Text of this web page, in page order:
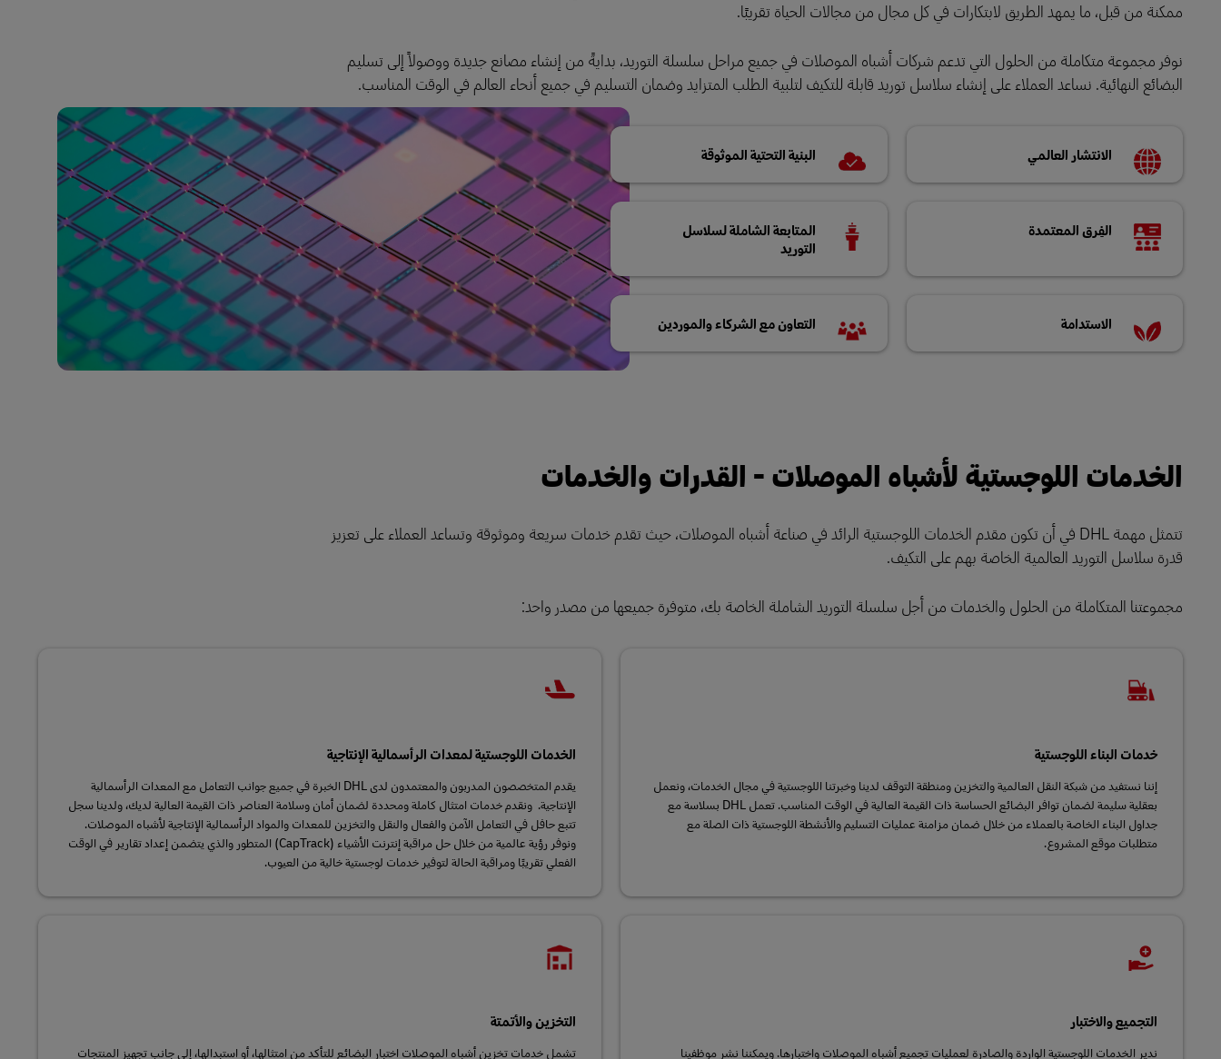
تعرَّف على البوابات
ممكنة من قبل، ما يمهد الطريق لابتكارات في كل مجال من مجالات الحياة تقريبًا.
نوفر مجموعة متكاملة من الحلول التي تدعم شركات أشباه الموصلات في جميع مراحل سلسلة التوريد، بدايةً من إنشاء مصانع جديدة ووصولاً إلى تسليم
البضائع النهائية. نساعد العملاء على إنشاء سلاسل توريد قابلة للتكيف لتلبية الطلب المتزايد وضمان التسليم في جميع أنحاء العالم في الوقت المناسب.
الانتشار العالمي البنية التحتية الموثوقة
الفِرق المعتمدة
المتابعة الشاملة لسلاسل
التوريد
الاستدامة التعاون مع الشركاء والموردين
الخدمات اللوجستية لأشباه الموصلات - القدرات والخدمات
تتمثل مهمة DHL في أن تكون مقدم الخدمات اللوجستية الرائد في صناعة أشباه الموصلات، حيث تقدم خدمات سريعة وموثوقة وتساعد العملاء على تعزيز
قدرة سلاسل التوريد العالمية الخاصة بهم على التكيف.
مجموعتنا المتكاملة من الحلول والخدمات من أجل سلسلة التوريد الشاملة الخاصة بك، متوفرة جميعها من مصدر واحد:
خدمات البناء اللوجستية
إننا نستفيد من شبكة النقل العالمية والتخزين ومنطقة التوقف لدينا وخبرتنا اللوجستية في مجال الخدمات، ونعمل
بعقلية سليمة لضمان توافر البضائع الحساسة ذات القيمة العالية في الوقت المناسب. تعمل DHL بسلاسة مع
جداول البناء الخاصة بالعملاء من خلال ضمان مزامنة عمليات التسليم والأنشطة اللوجستية ذات الصلة مع
متطلبات موقع المشروع.
الخدمات اللوجستية لمعدات الرأسمالية الإنتاجية
يقدم المتخصصون المدربون والمعتمدون لدى DHL الخبرة في جميع جوانب التعامل مع المعدات الرأسمالية
الإنتاجية. ونقدم خدمات امتثال كاملة ومحددة لضمان أمان وسلامة العناصر ذات القيمة العالية لديك، ولدينا سجل
تتبع حافل في التعامل الآمن والفعال والنقل والتخزين للمعدات والمواد الرأسمالية الإنتاجية لأشباه الموصلات.
ونوفر رؤية عالمية من خلال حل مراقبة إنترنت الأشياء (CapTrack) المتطور والذي يتضمن إعداد تقارير في الوقت
الفعلي تقريبًا ومراقبة الحالة لتوفير خدمات لوجستية خالية من العيوب.
التجميع والاختبار
ندير الخدمات اللوجستية الواردة والصادرة لعمليات تجميع أشباه الموصلات واختبارها. ويمكننا نشر موظفينا
التخزين والأتمتة
تشمل خدمات تخزين أشباه الموصلات اختبار البضائع للتأكد من امتثالها، أو استبدالها، إلى جانب تجهيز المنتجات